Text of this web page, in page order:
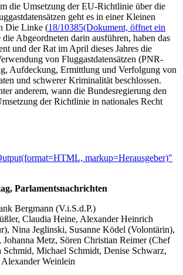
die Umsetzung der EU-Richtlinie über die
geht es in einer Kleinen
Die Linke (18/10385(Dokument, öffnet ein
die Abgeordneten darin ausführen, haben das
und der Rat im April dieses Jahres die
von Fluggastdatensätzen (PNR-
Aufdeckung, Ermittlung und Verfolgung von
und schwerer Kriminalität beschlossen.
anderem, wann die Bundesregierung den
der Richtlinie in nationales Recht
markup=Herausgeber)"
Parlamentsnachrichten
Bergmann (V.i.S.d.P.)
Claudia Heine, Alexander Heinrich
Nina Jeglinski, Susanne Ködel (Volontärin),
Johanna Metz, Sören Christian Reimer (Chef
Schmid, Michael Schmidt, Denise Schwarz,
Weinlein